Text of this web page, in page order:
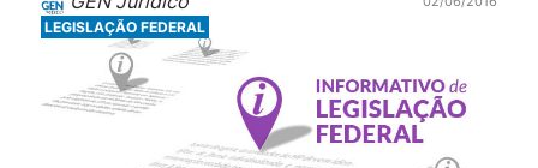
LEGISLAÇÃO FEDERAL